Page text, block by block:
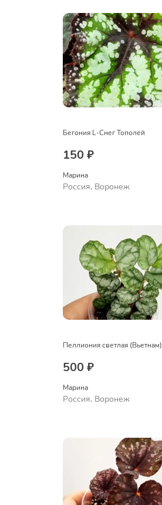
Бегония L-Снег Тополей
150 ₽
Марина
Россия, Воронеж
Пеллиония светлая (Вьетнам)
500 ₽
Марина
Россия, Воронеж